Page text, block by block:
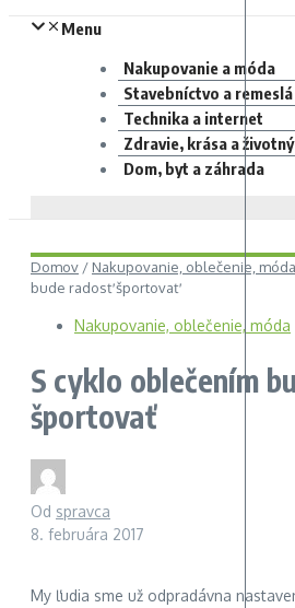
Menu
Nakupovanie a móda
Stavebníctvo a remeslá
Technika a internet
Zdravie, krása a
Dom, byt a záhrada
Domov / Nakupovanie, oblečenie, móda
bude radosť športovať
Nakupovanie, oblečenie, móda
S cyklo oblečením
športovať
Od spravca
8. februára 2017
My ľudia sme už odpradávna